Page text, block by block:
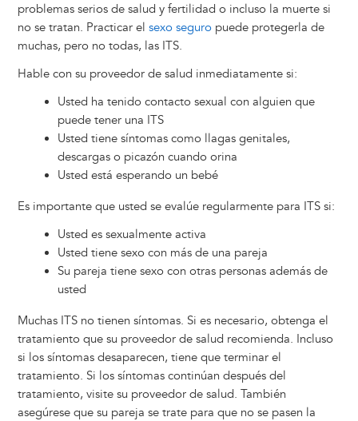
problemas serios de salud y fertilidad o incluso la muerte si
no se tratan. Practicar el sexo seguropuede protegerla de
muchas, pero no todas, las ITS.
Hable con su proveedor de salud inmediatamente si:
Usted ha tenido contacto sexual con alguien que
puede tener una ITS
Usted tiene síntomas como llagas genitales,
descargas o picazón cuando orina
Usted está esperando un bebé
Es importante que usted se evalúe regularmente para ITS si:
Usted es sexualmente activa
Usted tiene sexo con más de una pareja
Su pareja tiene sexo con otras personas además de
usted
Muchas ITS no tienen síntomas. Si es necesario, obtenga el
tratamiento que su proveedor de salud recomienda. Incluso
si los síntomas desaparecen, tiene que terminar el
tratamiento. Si los síntomas continúan después del
tratamiento, visite su proveedor de salud. También
asegúrese que su pareja se trate para que no se pasen la